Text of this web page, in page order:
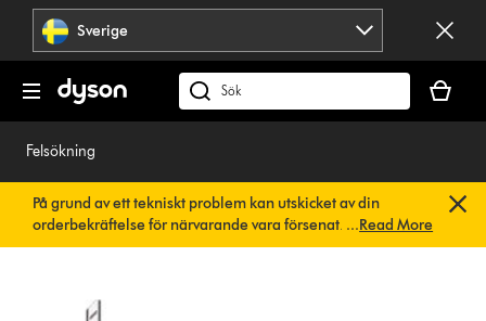
Hoppa
navigering
Sverige
Sök
på
är
tom
Felsökning
På grund av ett tekniskt problem kan utskicket av din
orderbekräftelse för närvarande vara försenat. Vi arbetar
redan på en snabb lösning.Du behöver inte göra någonting.
...Read More